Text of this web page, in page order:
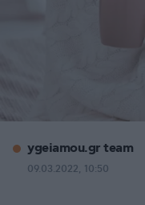
ygeiamou.gr team
09.03.2022, 10:50